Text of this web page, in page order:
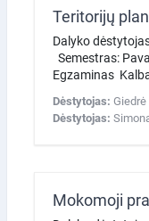
Teritorijų
Dalyko
Semestras:
Egzaminas
Dėstytojas: Giedrė
Dėstytojas:
Mokomoji